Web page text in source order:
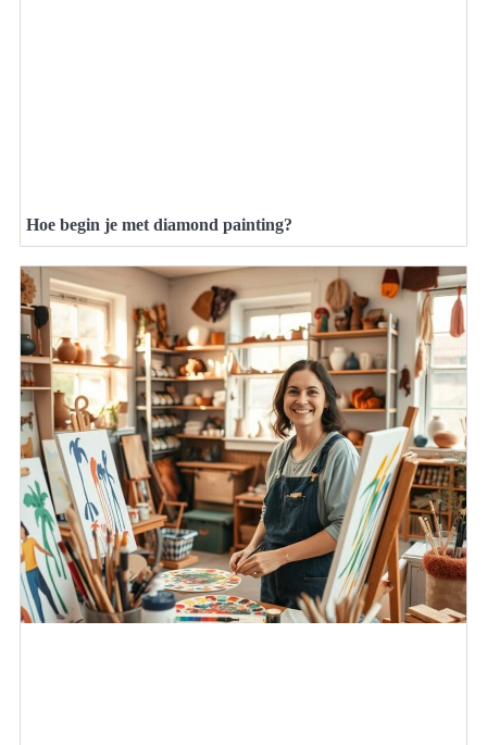
Hoe begin je met diamond painting?